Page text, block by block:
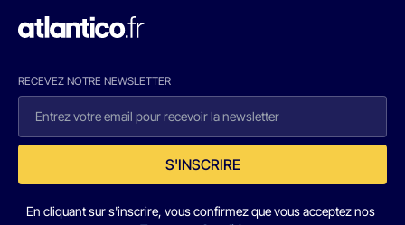
RECEVEZ NOTRE NEWSLETTER
S'INSCRIRE
En cliquant sur s'inscrire, vous confirmez que vous acceptez nos